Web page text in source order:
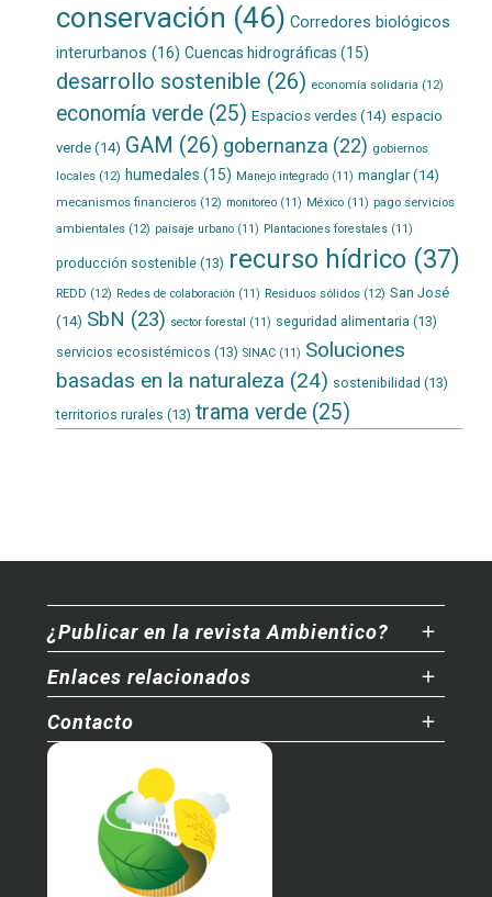
conservación (46) Corredores biológicos
interurbanos (16) Cuencas hidrográficas (15)
desarrollo sostenible (26) economía solidaria (12)
economía verde(25) Espacios verdes(14) espacio
verde(14) GAM (26) gobernanza (22) gobiernos
locales(12) humedales (15) Manejo integrado(11) manglar(14)
mecanismos financieros(12) monitoreo(11) México(11) pago servicios
ambientales(12) paisaje urbano(11) Plantaciones forestales(11)
producción sostenible(13) recurso hídrico(37)
REDD (12) Redes de colaboración (11) Residuos sólidos(12) San José
(14) SbN (23) sector forestal (11) seguridad alimentaria (13)
servicios ecosistémicos (13) SINAC(11) Soluciones
basadas en la naturaleza (24) sostenibilidad (13)
territorios rurales (13) trama verde(25)
¿Publicar en la revista Ambientico?
Enlaces relacionados
Contacto